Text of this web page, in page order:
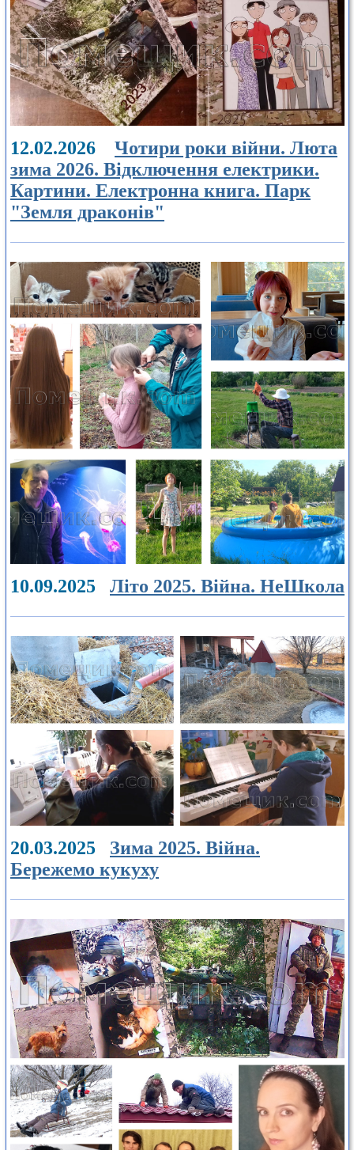
12.02.2026 Чотири роки війни. Люта
зима 2026. Відключення електрики.
Картини. Електронна книга. Парк
"Земля драконів"
10.09.2025 Літо 2025. Війна. НеШкола
20.03.2025 Зима 2025. Війна.
Бережемо кукуху